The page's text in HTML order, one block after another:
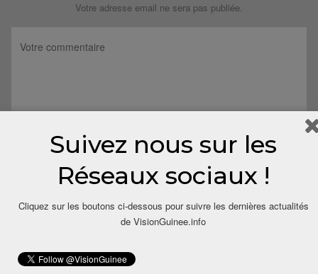
Votre adresse email ne sera pas publiée.
Save my name, email, and website in this browser for the next
time I comment.
Suivez nous sur les
Réseaux sociaux !
Cliquez sur les boutons ci-dessous pour suivre les dernières actualités
de VisionGuinee.info